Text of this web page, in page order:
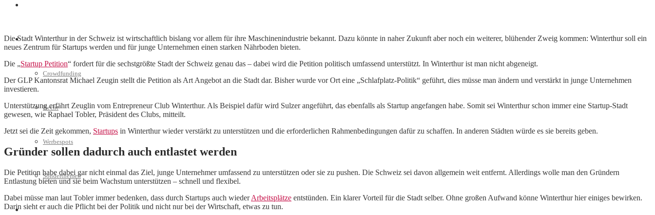
Weitere
Crowdfunding
Recht
Werbespots
Sonderthemen
Geschäftskonto eröffnen
Die Stadt Winterthur in der Schweiz ist wirtschaftlich bislang vor allem für ihre Maschinenindustrie bekannt. Dazu könnte in naher Zukunft aber noch ein weiterer, blühender Zweig kommen: Winterthur soll ein
neues Zentrum für Startups werden und für junge Unternehmen einen starken Nährboden bieten.
Die „Startup Petition“ fordert für die sechstgrößte Stadt der Schweiz genau das – dabei wird die Petition politisch umfassend unterstützt. In Winterthur ist man nicht abgeneigt.
Der GLP Kantonsrat Michael Zeugin stellt die Petition als Art Angebot an die Stadt dar. Bisher wurde vor Ort eine „Schlafplatz-Politik“ geführt, dies müsse man ändern und verstärkt in junge Unternehmen
investieren.
Unterstützung erfährt Zeuglin vom Entrepreneur Club Winterthur. Als Beispiel dafür wird Sulzer angeführt, das ebenfalls als Startup angefangen habe. Somit sei Winterthur schon immer eine Startup-Stadt
gewesen, wie Raphael Tobler, Präsident des Clubs, mitteilt.
Jetzt sei die Zeit gekommen, Startups in Winterthur wieder verstärkt zu unterstützen und die erforderlichen Rahmenbedingungen dafür zu schaffen. In anderen Städten würde es sie bereits geben.
Gründer sollen dadurch auch entlastet werden
Die Petition habe dabei gar nicht einmal das Ziel, junge Unternehmer umfassend zu unterstützen oder sie zu pushen. Die Schweiz sei davon allgemein weit entfernt. Allerdings wolle man den Gründern
Entlastung bieten und sie beim Wachstum unterstützen – schnell und flexibel.
Dabei müsse man laut Tobler immer bedenken, dass durch Startups auch wiederArbeitsplätze entstünden. Ein klarer Vorteil für die Stadt selber. Ohne großen Aufwand könne Winterthur hier einiges bewirken.
Darin sieht er auch die Pflicht bei der Politik und nicht nur bei der Wirtschaft, etwas zu tun.